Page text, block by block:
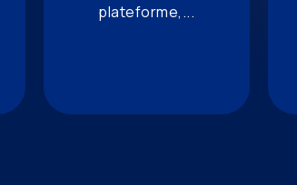
plateforme,...